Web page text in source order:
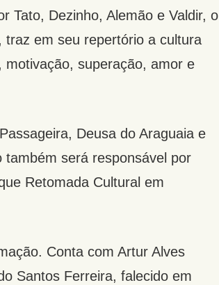
Tato, Dezinho, Alemão e Valdir, o
em seu repertório a cultura
motivação, superação, amor e
Deusa do Araguaia e
será responsável por
Retomada Cultural em
Conta com Artur Alves
Santos Ferreira, falecido em